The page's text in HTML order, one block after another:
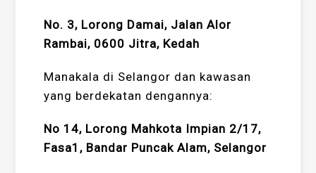
No. 3, Lorong Damai, Jalan Alor
Rambai, 0600 Jitra, Kedah
Manakala di Selangor dan kawasan
yang berdekatan dengannya:
No 14, Lorong Mahkota Impian 2/17,
Fasa1, Bandar Puncak Alam, Selangor